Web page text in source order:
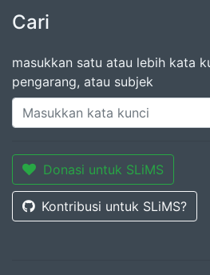
Cari
masukkan satu atau lebih kata
pengarang, atau subjek
Donasi untuk SLiMS
Kontribusi untuk SLiMS?